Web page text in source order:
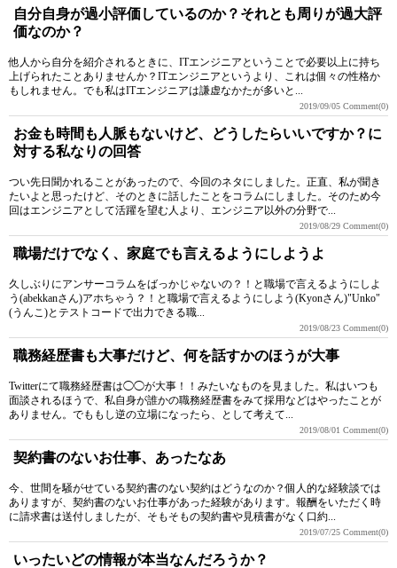
自分自身が過小評価しているのか？それとも周りが過大評
価なのか？
他人から自分を紹介されるときに、ITエンジニアということで必要以上に持ち
上げられたことありませんか？ITエンジニアというより、これは個々の性格か
もしれません。でも私はITエンジニアは謙虚なかたが多いと...
2019/09/05 Comment(0)
お金も時間も人脈もないけど、どうしたらいいですか？に
対する私なりの回答
つい先日聞かれることがあったので、今回のネタにしました。正直、私が聞き
たいよと思ったけど、そのときに話したことをコラムにしました。そのため今
回はエンジニアとして活躍を望む人より、エンジニア以外の分野で...
2019/08/29 Comment(0)
職場だけでなく、家庭でも言えるようにしようよ
久しぶりにアンサーコラムをばっかじゃないの？！と職場で言えるようにしよ
う(abekkanさん)アホちゃう？！と職場で言えるようにしよう(Kyonさん)"Unko"
(うんこ)とテストコードで出力できる職...
2019/08/23 Comment(0)
職務経歴書も大事だけど、何を話すかのほうが大事
Twitterにて職務経歴書は◯◯が大事！！みたいなものを見ました。私はいつも
面談されるほうで、私自身が誰かの職務経歴書をみて採用などはやったことが
ありません。でももし逆の立場になったら、として考えて...
2019/08/01 Comment(0)
契約書のないお仕事、あったなあ
今、世間を騒がせている契約書のない契約はどうなのか？個人的な経験談では
ありますが、契約書のないお仕事があった経験があります。報酬をいただく時
に請求書は送付しましたが、そもそもの契約書や見積書がなく口約...
2019/07/25 Comment(0)
いったいどの情報が本当なんだろうか？